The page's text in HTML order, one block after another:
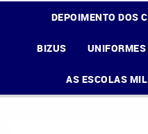
DEPOIMENTO DOS
BIZUS UNIFORMES
AS ESCOLAS